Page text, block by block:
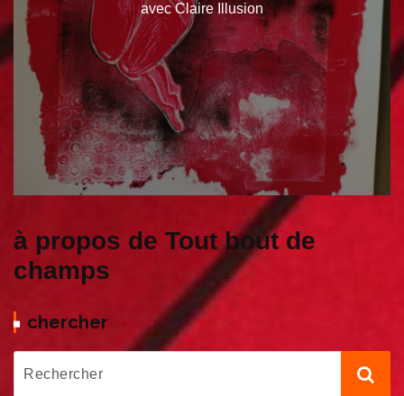
avec Claire Illusion
à propos de Tout bout de
champs
chercher